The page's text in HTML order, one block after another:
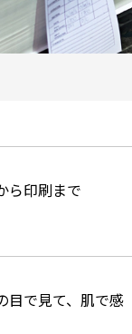
ら印刷まで
目で見て、肌で感